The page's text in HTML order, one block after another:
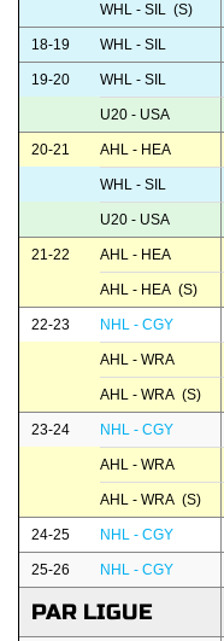
WHL - SIL (S)
18-19 WHL - SIL
19-20 WHL - SIL
U20 - USA
20-21 AHL - HEA
WHL - SIL
U20 - USA
21-22 AHL - HEA
AHL - HEA (S)
22-23 NHL - CGY
AHL - WRA
AHL - WRA (S)
23-24 NHL - CGY
AHL - WRA
AHL - WRA (S)
24-25 NHL - CGY
25-26 NHL - CGY
PAR LIGUE